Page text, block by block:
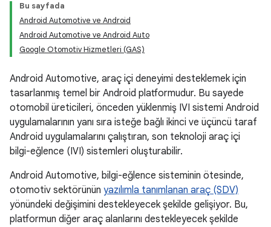
Bu sayfada
Android Automotive ve Android
Android Automotive ve Android Auto
Google Otomotiv Hizmetleri (GAS)
Android Automotive, araç içi deneyimi desteklemek için
tasarlanmış temel bir Android platformudur. Bu sayede
otomobil üreticileri, önceden yüklenmiş IVI sistemi Android
uygulamalarının yanı sıra isteğe bağlı ikinci ve üçüncü taraf
Android uygulamalarını çalıştıran, son teknoloji araç içi
bilgi-eğlence (IVI) sistemleri oluşturabilir.
Android Automotive, bilgi-eğlence sisteminin ötesinde,
otomotiv sektörünün yazılımla tanımlanan araç (SDV)
yönündeki değişimini destekleyecek şekilde gelişiyor. Bu,
platformun diğer araç alanlarını destekleyecek şekilde